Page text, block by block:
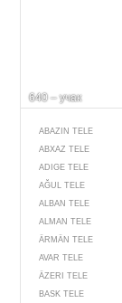
640 – учак
ABAZIN TELE
ABXAZ TELE
ADIGE TELE
AĞUL TELE
ALBAN TELE
ALMAN TELE
ÄRMÄN TELE
AVAR TELE
ÄZERI TELE
BASK TELE